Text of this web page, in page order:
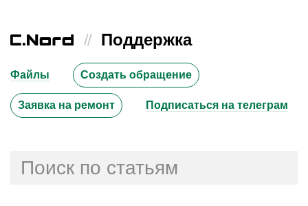
// Поддержка
Файлы Создать обращение
Заявка на ремонт Подписаться на телеграм